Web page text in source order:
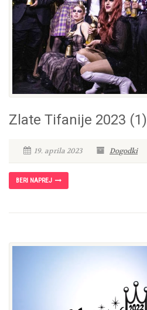
Zlate Tifanije 2023 (1)
19. aprila 2023 Dogodki
BERI NAPREJ